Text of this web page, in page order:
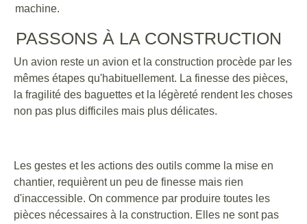
machine.
PASSONS À LA CONSTRUCTION
Un avion reste un avion et la construction procède par les
mêmes étapes qu'habituellement. La finesse des pièces,
la fragilité des baguettes et la légèreté rendent les choses
non pas plus difficiles mais plus délicates.
Les gestes et les actions des outils comme la mise en
chantier, requièrent un peu de finesse mais rien
d'inaccessible. On commence par produire toutes les
pièces nécessaires à la construction. Elles ne sont pas